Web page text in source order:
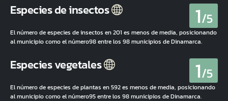
Especies de insectos 1/5
El número de especies de insectos en 201 es menos de media, posicionando
al municipio como el número98 entre los 98 municipios de Dinamarca.
Especies vegetales 1/5
El número de especies de plantas en 592 es menos de media, posicionando
al municipio como el número95 entre los 98 municipios de Dinamarca.